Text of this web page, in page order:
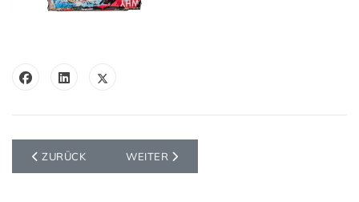
VORHERIGER BEITRAG: MICKEY WITH THE GIRL
ZURÜCK NÄCHSTER BEITRAG: THE MYSTERY OF
WEITER